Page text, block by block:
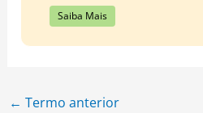
Saiba Mais
← Termo anterior